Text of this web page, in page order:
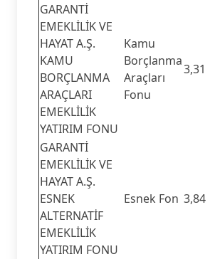
GARANTİ
EMEKLİLİK VE
HAYAT A.Ş.
KAMU
BORÇLANMA
ARAÇLARI
EMEKLİLİK
YATIRIM FONU
Kamu
Borçlanma
Araçları
Fonu
3,31
GARANTİ
EMEKLİLİK VE
HAYAT A.Ş.
ESNEK
ALTERNATİF
EMEKLİLİK
YATIRIM FONU
Esnek Fon 3,84